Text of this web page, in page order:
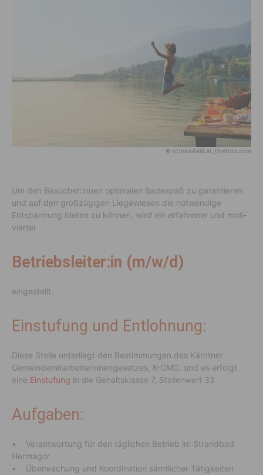
© (c)nassfeld.at_tinefoto.com
Um den Besu­cher:innen opti­malen Bade­spaß zu garan­tieren
und auf den groß­zü­gigen Liege­wiesen die notwen­dige
Entspan­nung bieten zu können, wird ein erfah­rener und moti­
vierter
Betriebsleiter:in (m/w/d)
eingestellt.
Einstu­fung und Entloh­nung:
Diese Stelle unter­liegt den Bestim­mungen des Kärntner
Gemein­de­mit­ar­bei­te­rin­nen­ge­setzes, K-GMG, und es erfolgt
eine Einstu­fung in die Gehalts­klasse 7, Stel­len­wert 33
Aufgaben:
• Verant­wor­tung für den tägli­chen Betrieb im Strandbad
Hermagor
• Überwa­chung und Koor­di­na­tion sämt­li­cher Tätig­keiten